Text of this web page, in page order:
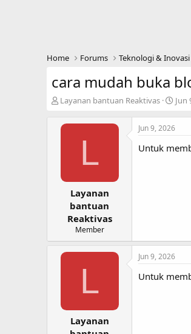
Home Forums Teknologi & Inovasi
cara mudah buka
T
e
t
Layanan bantuan Reaktivas
S
r
d
Jun
L
Layanan
bantuan
Reaktivas
Member
Jun 9, 2026
Untuk
L
Layanan
Jun 9, 2026
Untuk